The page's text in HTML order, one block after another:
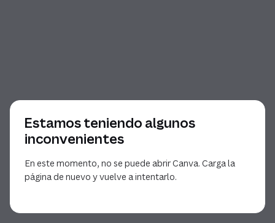
Estamos teniendo algunos
inconvenientes
En este momento, no se puede abrir Canva. Carga la
página de nuevo y vuelve a intentarlo.